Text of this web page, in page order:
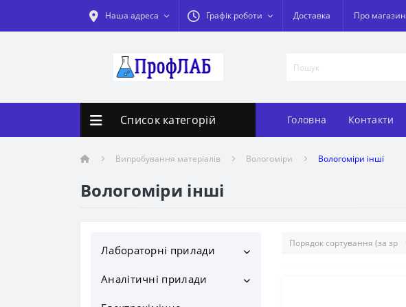
Наша адреса Графік роботи Доставка Про магазин
Список категорій Головна Контакти
Випробування матеріалів Вологоміри Вологоміри інші
Вологоміри інші
Лабораторні прилади
Дистилятори
Аналітичні прилади